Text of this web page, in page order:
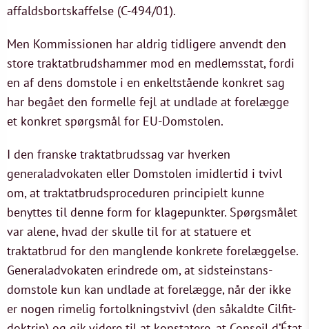
affaldsbortskaffelse (C-494/01).
Men Kommissionen har aldrig tidligere anvendt den
store traktatbrudshammer mod en medlemsstat, fordi
en af dens domstole i en enkeltstående konkret sag
har begået den formelle fejl at undlade at forelægge
et konkret spørgsmål for EU-Domstolen.
I den franske traktatbrudssag var hverken
generaladvokaten eller Domstolen imidlertid i tvivl
om, at traktatbrudsproceduren principielt kunne
benyttes til denne form for klagepunkter. Spørgsmålet
var alene, hvad der skulle til for at statuere et
traktatbrud for den manglende konkrete forelæggelse.
Generaladvokaten erindrede om, at sidsteinstans-
domstole kun kan undlade at forelægge, når der ikke
er nogen rimelig fortolkningstvivl (den såkaldte Cilfit-